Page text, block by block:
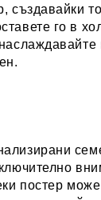
създавайки
го в
постер